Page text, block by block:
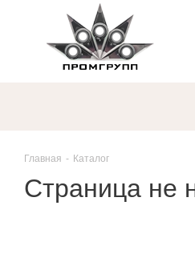
Главная - Каталог
Страница не